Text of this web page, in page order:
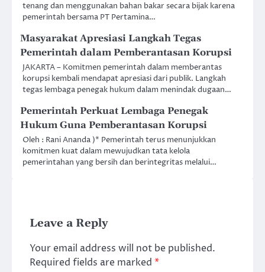
tenang dan menggunakan bahan bakar secara bijak karena
pemerintah bersama PT Pertamina…
Masyarakat Apresiasi Langkah Tegas
Pemerintah dalam Pemberantasan Korupsi
JAKARTA – Komitmen pemerintah dalam memberantas
korupsi kembali mendapat apresiasi dari publik. Langkah
tegas lembaga penegak hukum dalam menindak dugaan…
Pemerintah Perkuat Lembaga Penegak
Hukum Guna Pemberantasan Korupsi
Oleh : Rani Ananda )* Pemerintah terus menunjukkan
komitmen kuat dalam mewujudkan tata kelola
pemerintahan yang bersih dan berintegritas melalui…
Leave a Reply
Your email address will not be published.
Required fields are marked *